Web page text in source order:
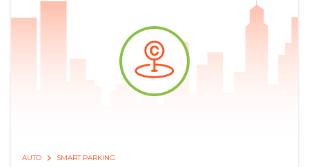
AUTO SMART PARKING